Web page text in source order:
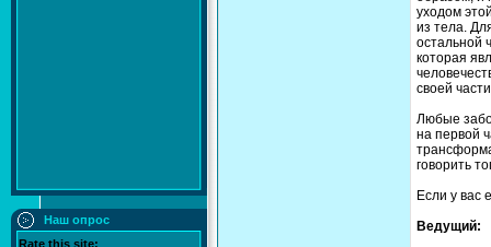
Наш опрос
Rate this site:
уходом
из тела.
остальной
которая
своей
Любые
на первой
говорить
Если у вас
Ведущий: